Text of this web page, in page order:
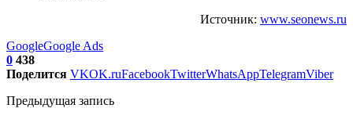
Источник: www.seonews.ru
GoogleGoogle Ads
0 438
Поделится VKOK.ruFacebookTwitterWhatsAppTelegramViber
Предыдущая запись